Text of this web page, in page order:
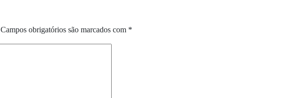
Campos obrigatórios são marcados com *